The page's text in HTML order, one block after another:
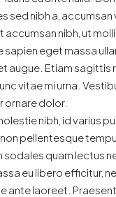
sed nibh a, accumsan
accumsan nibh, ut
sapien eget massa
augue. Etiam sagittis
vitae mi urna.
dolor.
nibh, id varius
pellentesque
sodales quam lectus
eu libero efficitur,
ante laoreet.